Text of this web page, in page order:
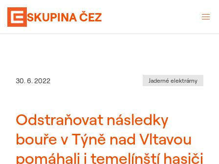
SKUPINA ČEZ
Datum zveřejnění
30. 6. 2022 Kategorie:
Jaderné elektrárny
Odstraňovat následky
bouře v Týně nad Vltavou
pomáhali i temelínští hasiči